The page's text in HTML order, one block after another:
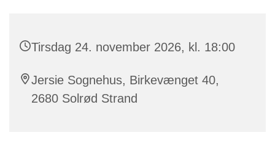
Tirsdag 24. november 2026, kl. 18:00
Jersie Sognehus, Birkevænget 40,
2680 Solrød Strand